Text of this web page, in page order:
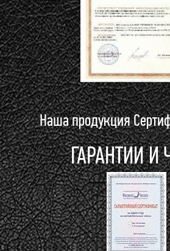
Наша продукция
ГАРАНТИИ И